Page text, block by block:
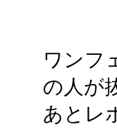
ワンフ
の人が
あとレ